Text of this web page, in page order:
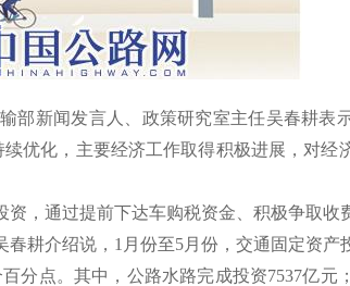
部新闻发言人、政策研究室主任吴春耕表
优化，主要经济工作取得积极进展，对经
通过提前下达车购税资金、积极争取收
耕介绍说，1月份至5月份，交通固定资产
分点。其中，公路水路完成投资7537亿元